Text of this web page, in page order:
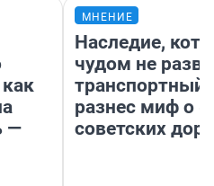
—
МНЕНИЕ
Наследие,
чудом не
транспортный
разнес миф о
советских